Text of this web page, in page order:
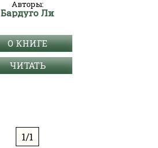
Авторы:
Бардуго Ли
О КНИГЕ
ЧИТАТЬ
1/1